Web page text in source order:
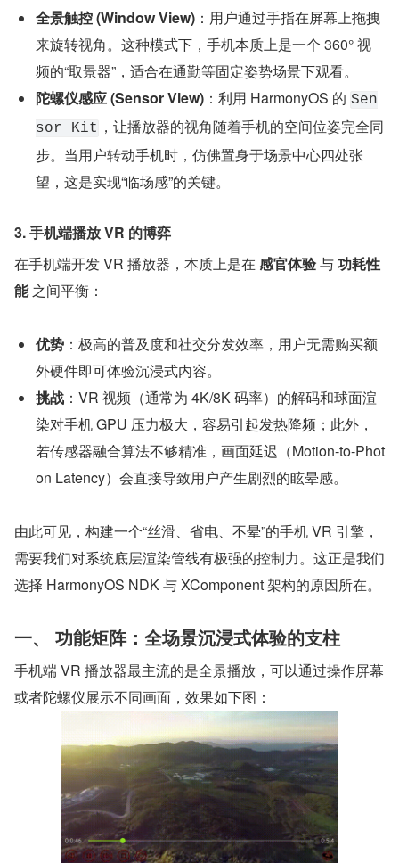
全景触控 (Window View) ：用户通过手指在屏幕上拖拽
来旋转视角。这种模式下，手机本质上是一个 360° 视
频的“取景器”，适合在通勤等固定姿势场景下观看。
陀螺仪感应 (Sensor View) ：利用 HarmonyOS 的 Sen
sor Kit ，让播放器的视角随着手机的空间位姿完全同
步。当用户转动手机时，仿佛置身于场景中心四处张
望，这是实现“临场感”的关键。
3. 手机端播放 VR 的博弈
在手机端开发 VR 播放器，本质上是在 感官体验 与 功耗性
能 之间平衡：
优势 ：极高的普及度和社交分发效率，用户无需购买额
外硬件即可体验沉浸式内容。
挑战 ：VR 视频（通常为 4K/8K 码率）的解码和球面渲
染对手机 GPU 压力极大，容易引起发热降频；此外，
若传感器融合算法不够精准，画面延迟（Motion-to-Phot
on Latency）会直接导致用户产生剧烈的眩晕感。
由此可见，构建一个“丝滑、省电、不晕”的手机 VR 引擎，
需要我们对系统底层渲染管线有极强的控制力。这正是我们
选择 HarmonyOS NDK 与 XComponent 架构的原因所在。
一、 功能矩阵：全场景沉浸式体验的支柱
手机端 VR 播放器最主流的是全景播放，可以通过操作屏幕
或者陀螺仪展示不同画面，效果如下图：